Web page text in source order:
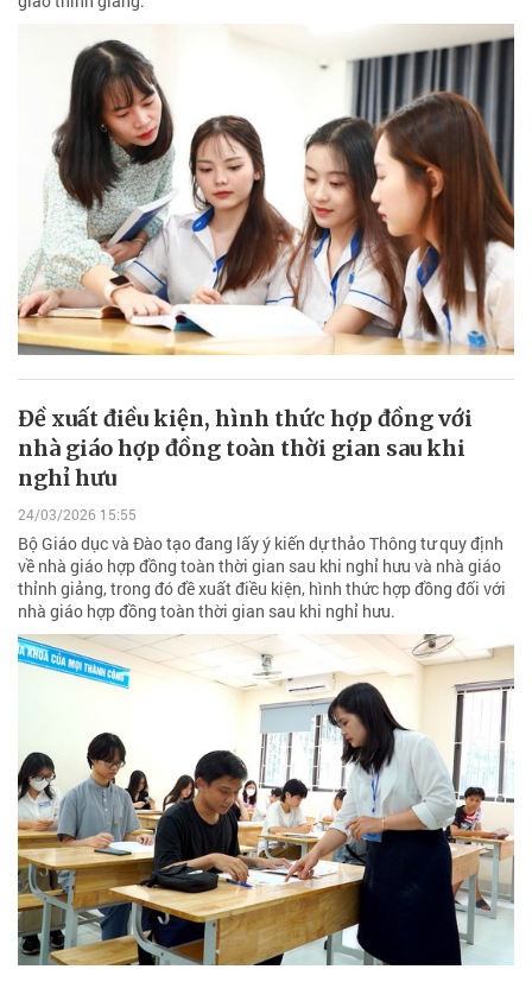
Đề xuất điều kiện, hình thức hợp đồng với
nhà giáo hợp đồng toàn thời gian sau khi
nghỉ hưu
24/03/2026 15:55
Bộ Giáo dục và Đào tạo đang lấy ý kiến dự thảo Thông tư quy định
về nhà giáo hợp đồng toàn thời gian sau khi nghỉ hưu và nhà giáo
thỉnh giảng, trong đó đề xuất điều kiện, hình thức hợp đồng đối với
nhà giáo hợp đồng toàn thời gian sau khi nghỉ hưu.